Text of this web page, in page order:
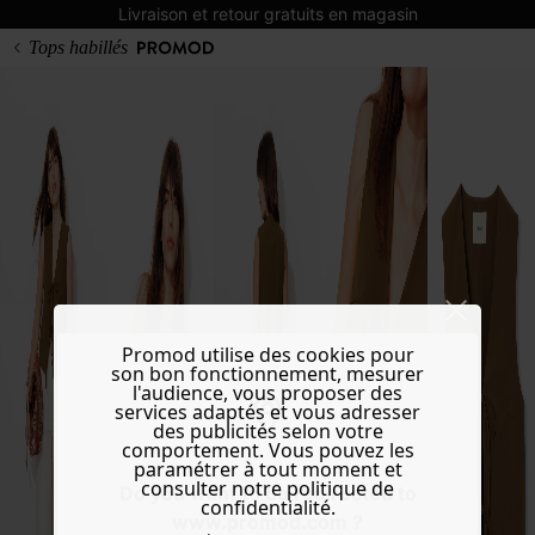
Livraison et retour gratuits en magasin
Do you want to be redirected to
www.promod.com ?
Tops habillés
Promod utilise des cookies pour
son bon fonctionnement, mesurer
l'audience, vous proposer des
services adaptés et vous adresser
des publicités selon votre
comportement. Vous pouvez les
paramétrer à tout moment et
consulter notre politique de
confidentialité.